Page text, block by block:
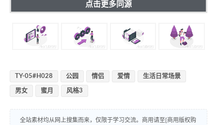
点击更多同源
TY-05#H028 公园 情侣 爱情 生活日常场景
男女 蜜月 风格3
全站素材均从网上搜集而来，仅限于学习交流。商用请至[商用版权购